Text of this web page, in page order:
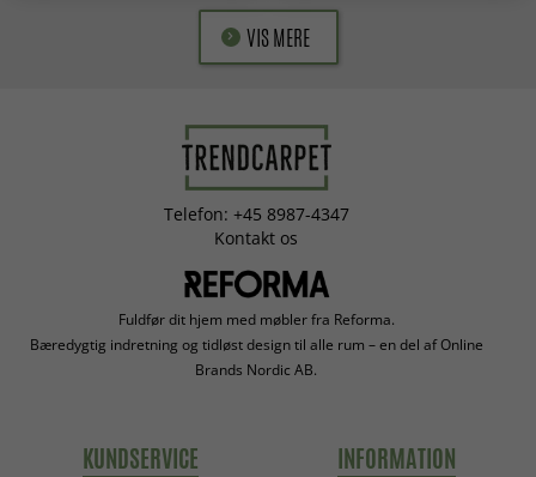
VIS MERE
Telefon: +45 8987-4347
Kontakt os
Fuldfør dit hjem med møbler fra Reforma.
Bæredygtig indretning og tidløst design til alle rum – en del af Online
Brands Nordic AB.
KUNDSERVICE INFORMATION